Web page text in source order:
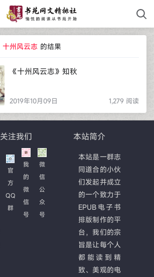
十州风云志 的结果
《十州风云志》知秋
2019年10月09日 1,279 阅读
关注我们
官
方
QQ
群
我
的
微
信
号
微
信
公
众
号
本站简介
本站是一群志
同道合的小伙
们发起并成立
的一个致力于
EPUB电子书
排版制作的平
台，我们的宗
旨是让每个人
都能读到精
致、美观的电